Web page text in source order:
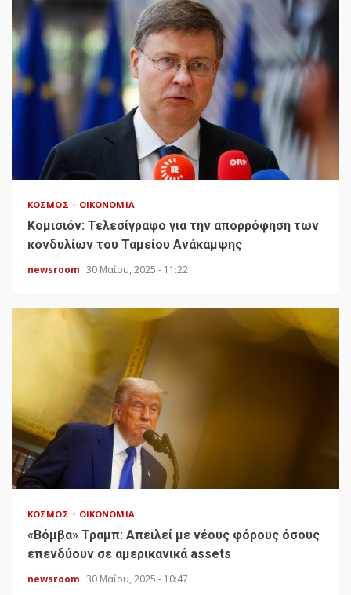
ΚΌΣΜΟΣ ΟΙΚΟΝΟΜΊΑ
Κομισιόν: Τελεσίγραφο για την απορρόφηση των
κονδυλίων του Ταμείου Ανάκαμψης
newsroom 30 Μαΐου, 2025 - 11:22
ΚΌΣΜΟΣ ΟΙΚΟΝΟΜΊΑ
«Bόμβα» Τραμπ: Απειλεί με νέους φόρους όσους
επενδύουν σε αμερικανικά assets
newsroom 30 Μαΐου, 2025 - 10:47